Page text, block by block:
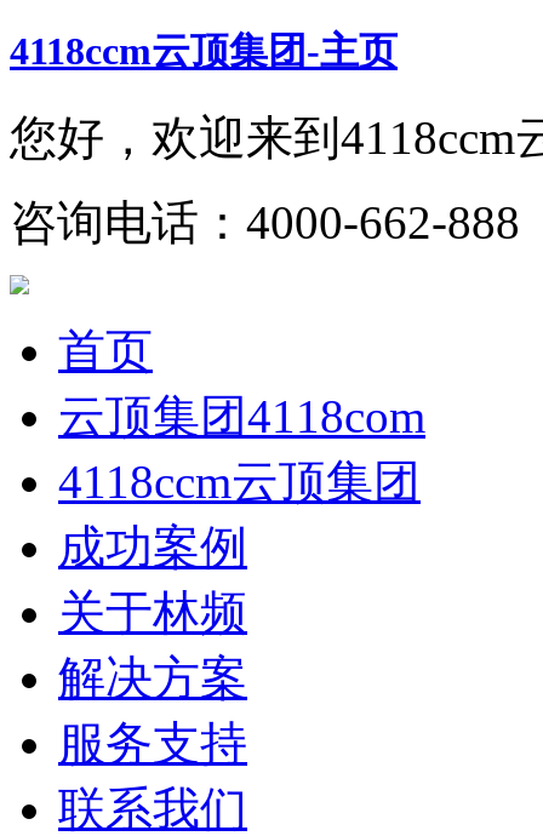
4118ccm云顶集团-主页
您好，欢迎来到4118ccm
咨询电话：4000-662-
首页
云顶集团4118com
4118ccm云顶集团
成功案例
关于林频
解决方案
服务支持
联系我们